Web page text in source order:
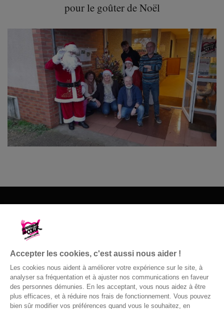
pour le goûter de Noël
Les Restos du Cœur du 60
09 81 10 17 14
Nous contacter
Accepter les cookies, c'est aussi nous aider !
Les cookies nous aident à améliorer votre expérience sur le site, à
analyser sa fréquentation et à ajuster nos communications en faveur
des personnes démunies. En les acceptant, vous nous aidez à être
plus efficaces, et à réduire nos frais de fonctionnement. Vous pouvez
bien sûr modifier vos préférences quand vous le souhaitez, en